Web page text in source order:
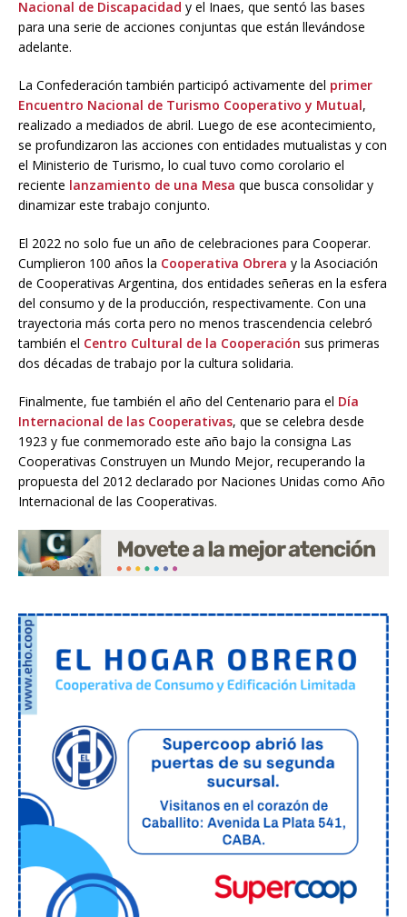
Nacional de Discapacidad y el Inaes, que sentó las bases
para una serie de acciones conjuntas que están llevándose
adelante.
La Confederación también participó activamente del primer
Encuentro Nacional de Turismo Cooperativo y Mutual,
realizado a mediados de abril. Luego de ese acontecimiento,
se profundizaron las acciones con entidades mutualistas y con
el Ministerio de Turismo, lo cual tuvo como corolario el
reciente lanzamiento de una Mesa que busca consolidar y
dinamizar este trabajo conjunto.
El 2022 no solo fue un año de celebraciones para Cooperar.
Cumplieron 100 años la Cooperativa Obrera y la Asociación
de Cooperativas Argentina, dos entidades señeras en la esfera
del consumo y de la producción, respectivamente. Con una
trayectoria más corta pero no menos trascendencia celebró
también el Centro Cultural de la Cooperación sus primeras
dos décadas de trabajo por la cultura solidaria.
Finalmente, fue también el año del Centenario para el Día
Internacional de las Cooperativas, que se celebra desde
1923 y fue conmemorado este año bajo la consigna Las
Cooperativas Construyen un Mundo Mejor, recuperando la
propuesta del 2012 declarado por Naciones Unidas como Año
Internacional de las Cooperativas.